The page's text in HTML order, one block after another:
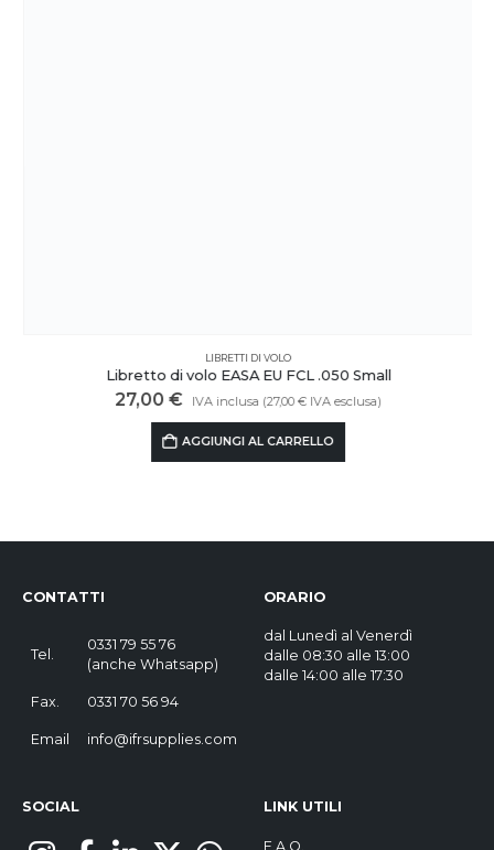
LIBRETTI DI VOLO
Libretto di volo EASA EU FCL .050 Small
27,00 € IVA inclusa (27,00 €IVA esclusa)
AGGIUNGI AL CARRELLO
CONTATTI
Tel.
0331 79 55 76
(anche Whatsapp)
Fax. 0331 70 56 94
Email info@ifrsupplies.com
ORARIO
dal Lunedì al Venerdì
dalle 08:30 alle 13:00
dalle 14:00 alle 17:30
SOCIAL LINK UTILI
F.A.Q.